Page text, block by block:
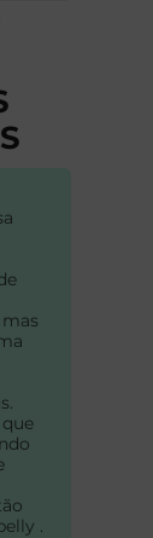
.